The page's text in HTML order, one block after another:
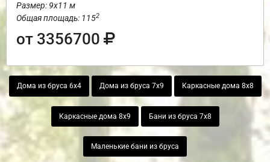
Размер: 9х11 м
Общая площадь: 1152
от 3356700
Дома из бруса 6х4 Дома из бруса 7х9 Каркасные дома 8х8
Каркасные дома 8х9 Бани из бруса 7х8
Маленькие бани из бруса